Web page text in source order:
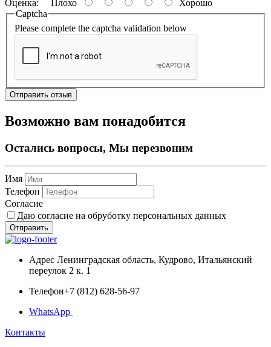
Оценка: Плохо
Хорошо
Captcha
Please complete the captcha validation below
Отправить отзыв
Возможно вам понадобится
Остались вопросы, Мы перезвоним
Имя
Телефон
Согласие
Даю согласие на обруботку персональных данных
Отправить
Адрес Ленинградская область, Кудрово, Итальянский
переулок 2 к. 1
Телефон+7 (812) 628-56-97
WhatsApp
Контакты